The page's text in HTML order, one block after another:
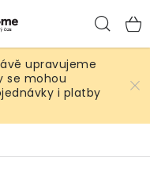
upravujeme
se mohou
i platby